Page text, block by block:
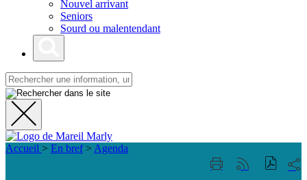
Nouvel arrivant
Seniors
Sourd ou malentendant
Fermer
la
recherche
Accueil > En bref > Agenda
ImprimerGénérer
sur